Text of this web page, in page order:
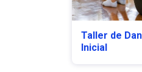
Taller de
Inicial